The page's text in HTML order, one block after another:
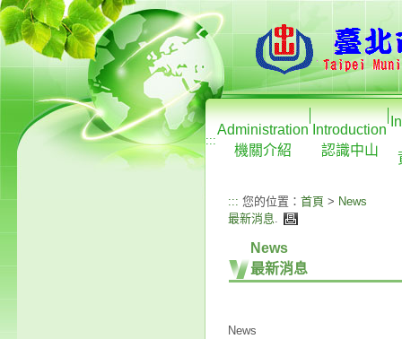
:::
Administration
機關介紹
Introduction
認識中山
::: 您的位置： 首頁 > News
最新消息.
News
最新消息
News